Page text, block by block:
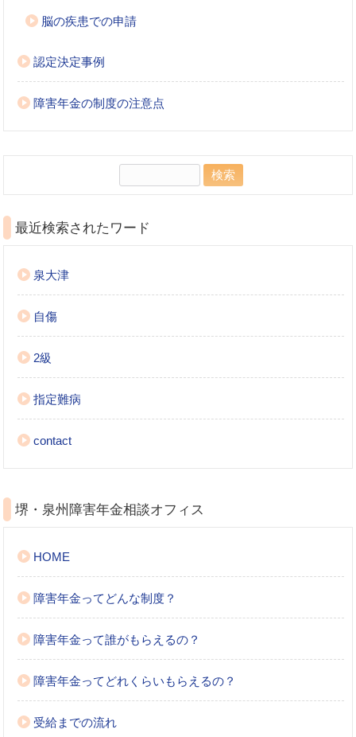
脳の疾患での申請
認定決定事例
障害年金の制度の注意点
最近検索されたワード
泉大津
自傷
2級
指定難病
contact
堺・泉州障害年金相談オフィス
HOME
障害年金ってどんな制度？
障害年金って誰がもらえるの？
障害年金ってどれくらいもらえるの？
受給までの流れ